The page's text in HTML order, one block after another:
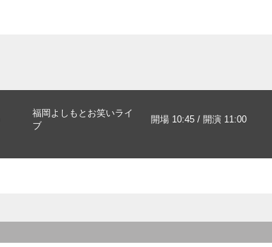
福岡よしもとお笑いライ
ブ
開場 10:45 / 開演 11:00